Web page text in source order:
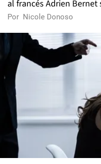
al francés Adrien
Por Nicole Donoso